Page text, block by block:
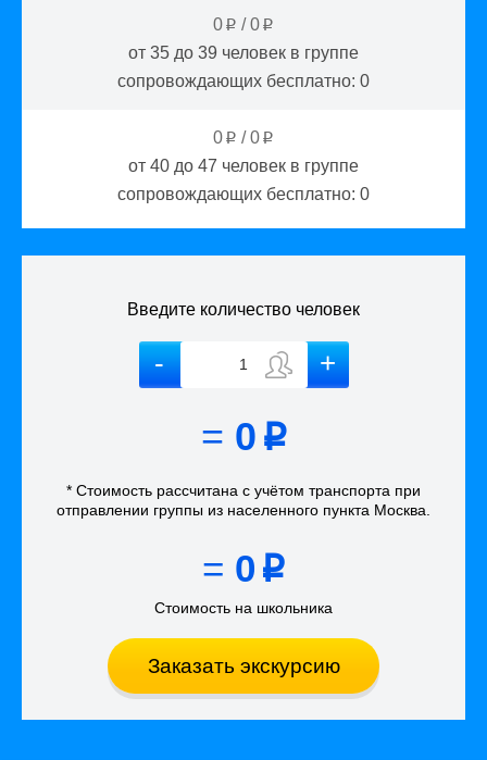
0 p /0 p
от 35 до 39 человек в группе
сопровождающих бесплатно: 0
0 p /0 p
от 40 до 47 человек в группе
сопровождающих бесплатно: 0
Введите количество человек
= 0 p
* Стоимость рассчитана с учётом транспорта при
отправлении группы из населенного пункта Москва
= 0 p
Стоимость на школьника
Заказать экскурсию